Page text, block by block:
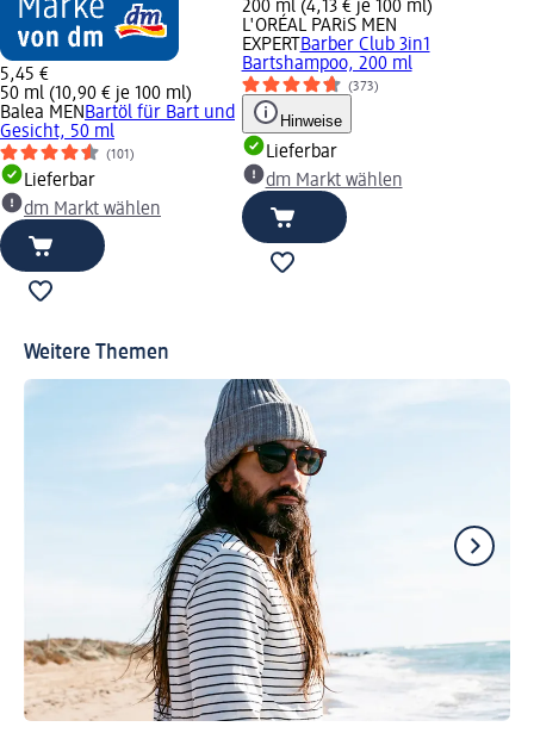
5,45 €
50 ml (10,90 € je 100 ml)
Balea MENBartöl für Bart und
Gesicht, 50 ml
(101)
Lieferbar
dm Markt wählen
200 ml (4,13 € je 100 ml)
L'ORÉAL PARiS MEN
EXPERT Barber Club 3in1
Bartshampoo, 200 ml
(373)
Hinweise
Lieferbar
dm Markt wählen
Weitere Themen